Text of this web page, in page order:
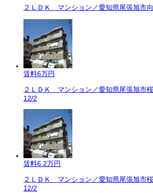
２ＬＤＫ マンション／愛知県尾張旭市
賃料6万円
２ＬＤＫ マンション／愛知県尾張旭市
12/2
賃料6.2万円
２ＬＤＫ マンション／愛知県尾張旭市
12/2